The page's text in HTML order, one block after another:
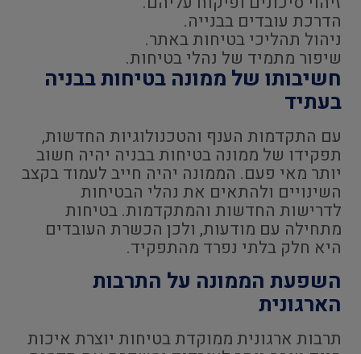
הדרכת עובדים בבנייה.
ניהול תהליכי בטיחות באתר.
שיפור מתמיד של נהלי בטיחות.
חשיבותו של ממונה בטיחות בבניה
בעתיד
עם התקדמות הענף והטכנולוגיות החדשות,
תפקידו של ממונה בטיחות בבניה יהיה חשוב
יותר מאי פעם. הממונה יהיה חייב לעמוד בקצב
השינויים ולהתאים את נהלי הבטיחות
לדרישות החדשות והמתקדמות. בטיחות
מתחילה עם מודעות, ולכן הכשרת העובדים
היא חלק בלתי נפרד מהתפקיד.
השפעת הממונה על התרבות
הארגונית
תרבות ארגונית ממוקדת בטיחות יוצרת איכות